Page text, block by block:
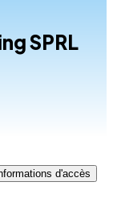
SPRL
d'accès